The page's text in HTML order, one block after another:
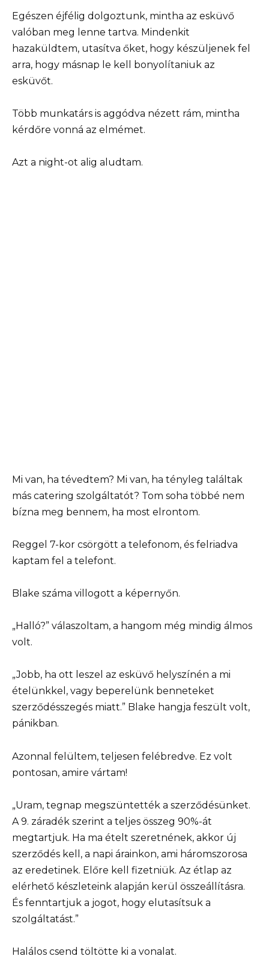
Egészen éjfélig dolgoztunk, mintha az esküvő
valóban meg lenne tartva. Mindenkit
hazaküldtem, utasítva őket, hogy készüljenek fel
arra, hogy másnap le kell bonyolítaniuk az
esküvőt.
Több munkatárs is aggódva nézett rám, mintha
kérdőre vonná az elmémet.
Azt a night-ot alig aludtam.
Mi van, ha tévedtem? Mi van, ha tényleg találtak
más catering szolgáltatót? Tom soha többé nem
bízna meg bennem, ha most elrontom.
Reggel 7-kor csörgött a telefonom, és felriadva
kaptam fel a telefont.
Blake száma villogott a képernyőn.
„Halló?” válaszoltam, a hangom még mindig álmos
volt.
„Jobb, ha ott leszel az esküvő helyszínén a mi
ételünkkel, vagy beperelünk benneteket
szerződésszegés miatt.” Blake hangja feszült volt,
pánikban.
Azonnal felültem, teljesen felébredve. Ez volt
pontosan, amire vártam!
„Uram, tegnap megszüntették a szerződésünket.
A 9. záradék szerint a teljes összeg 90%-át
megtartjuk. Ha ma ételt szeretnének, akkor új
szerződés kell, a napi árainkon, ami háromszorosa
az eredetinek. Előre kell fizetniük. Az étlap az
elérhető készleteink alapján kerül összeállításra.
És fenntartjuk a jogot, hogy elutasítsuk a
szolgáltatást.”
Halálos csend töltötte ki a vonalat.